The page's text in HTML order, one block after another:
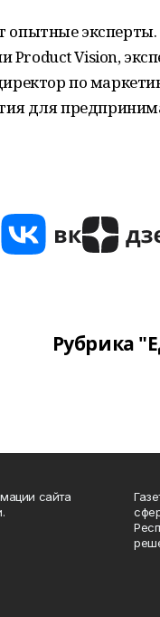
эксперты.
Vision,
по
для
Рубрика
сайта